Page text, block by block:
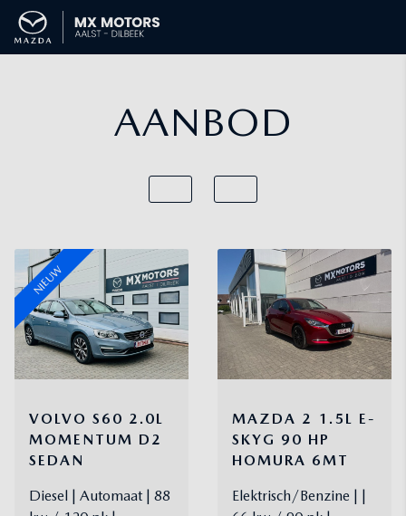
AANBOD
NIEUW
VOLVO S60 2.0L
MOMENTUM D2
SEDAN
Diesel Automaat
88
MAZDA 2 1.5L E-
SKYG 90 HP
HOMURA 6MT
Elektrisch/Benzine